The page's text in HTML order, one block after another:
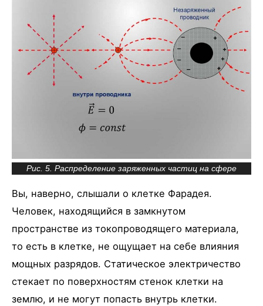
Рис. 5. Распределение заряженных частиц на сфере
Вы, наверно, слышали о клетке Фарадея.
Человек, находящийся в замкнутом
пространстве из токопроводящего материала,
то есть в клетке, не ощущает на себе влияния
мощных разрядов. Статическое электричество
стекает по поверхностям стенок клетки на
землю, и не могут попасть внутрь клетки.